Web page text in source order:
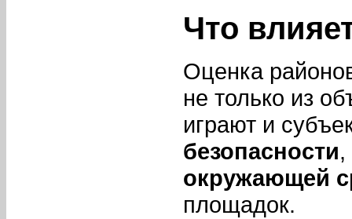
Что
Оценка
не только из
играют и
безопасности,
окружающей
площадок.